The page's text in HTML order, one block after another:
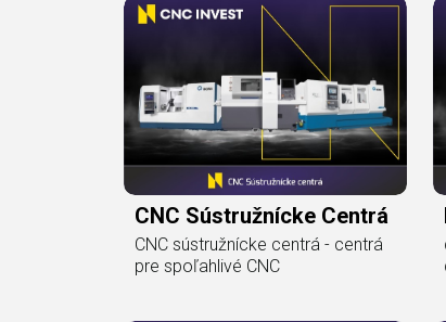
CNC Sústružnícke Centrá
CNC sústružnícke centrá - centrá
pre spoľahlivé CNC